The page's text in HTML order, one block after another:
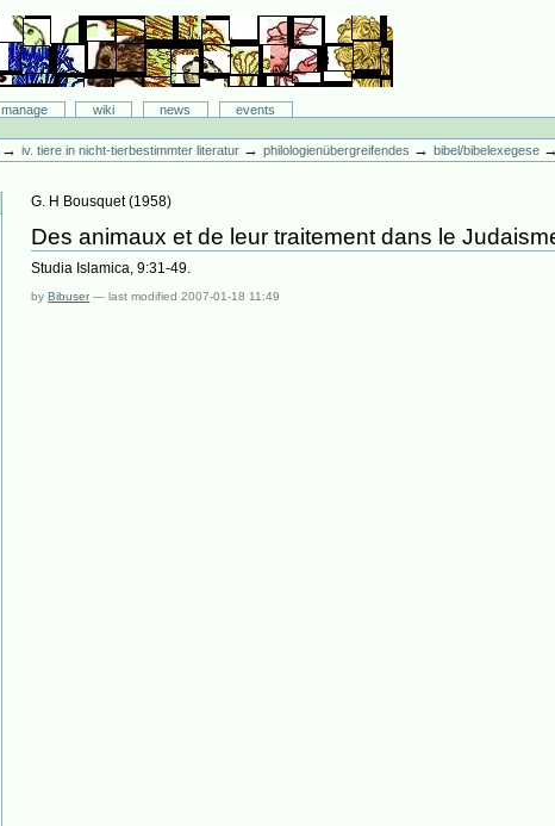
manage wiki news
events
→iv. tiere in nicht-tierbestimmter literatur →philologienübergreifendes →bibel/bibelexegese
G. H Bousquet(1958)
Des animaux et de leur traitement dans le
Studia Islamica, 9:31-49.
byBibuser —last modified2007-01-18 11:49